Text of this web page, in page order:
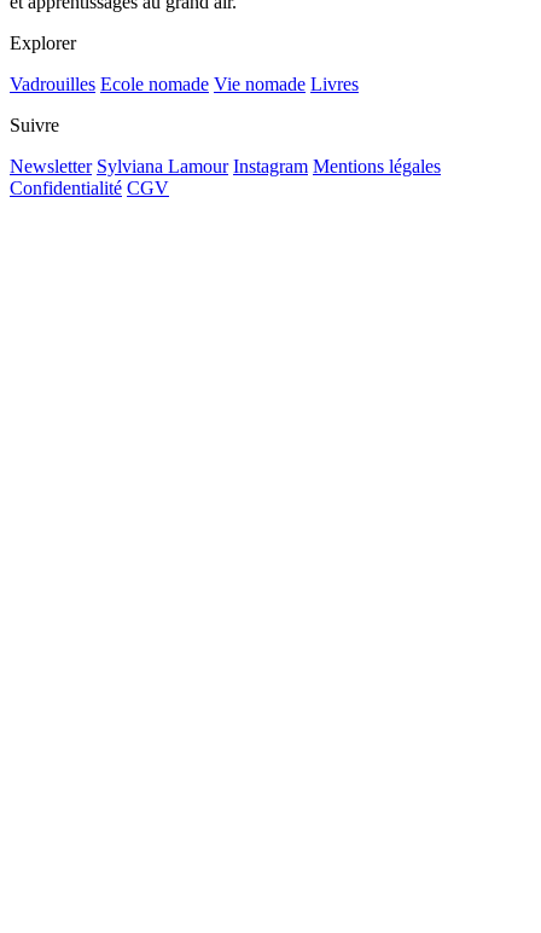
Explorer
Vadrouilles Ecole nomade Vie nomade Livres
Suivre
Newsletter Sylviana Lamour Instagram Mentions légales
Confidentialité CGV